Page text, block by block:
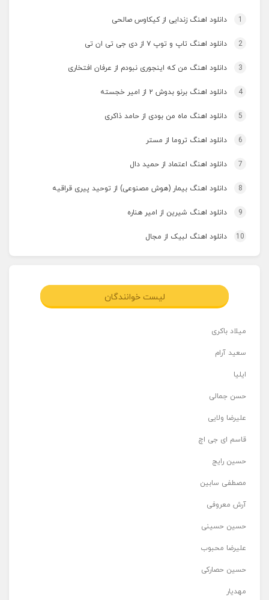
1 دانلود اهنگ زندایی از کیکاوس صالحی
2 دانلود اهنگ تاپ و توپ ۷ از دی جی تی ان تی
3 دانلود اهنگ من که اینجوری نبودم از عرفان افتخاری
4 دانلود اهنگ برنو بدوش ۲ از امیر خجسته
5 دانلود اهنگ ماه من بودی از حامد ذاکری
6 دانلود اهنگ تروما از مستر
7 دانلود اهنگ اعتماد از حمید دال
8 دانلود اهنگ بیمار (هوش مصنوعی) از توحید پیری قراقیه
9 دانلود اهنگ شیرین از امیر هناره
10 دانلود اهنگ لبیک از مجال
لیست خوانندگان
میلاد باکری
سعید آرام
ایلیا
حسن جمالی
علیرضا ولایی
قاسم ای جی اچ
حسین رایج
مصطفی سابین
آرش معروفی
حسین حسینی
علیرضا محبوب
حسین حصارکی
مهدیار